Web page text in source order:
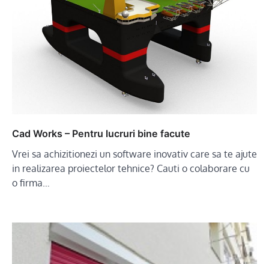
Cad Works – Pentru lucruri bine facute
Vrei sa achizitionezi un software inovativ care sa te ajute
in realizarea proiectelor tehnice? Cauti o colaborare cu
o firma…